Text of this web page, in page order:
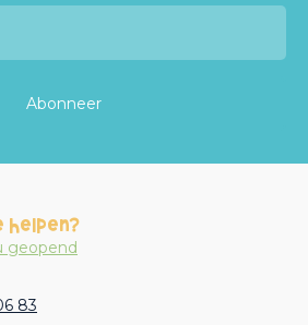
Abonneer
helpen?
geopend
83